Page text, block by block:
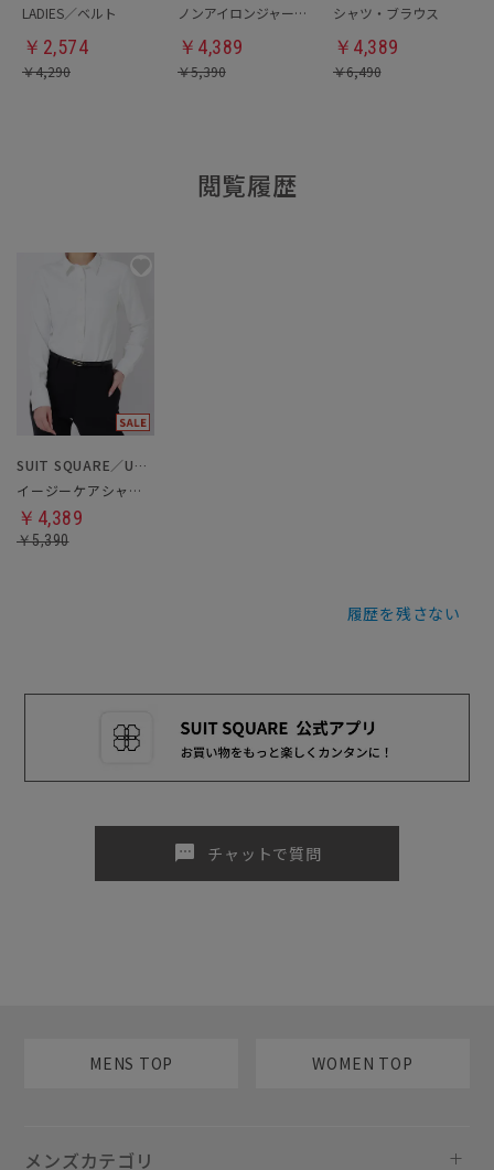
LADIES／ベルト
￥ 2,574
￥4,290
ノンアイロンジャージーシャツ・ブラウス
￥ 4,389
￥5,390
シャツ・ブラウス
￥ 4,389
￥6,490
閲覧履歴
SUIT SQUARE／UNIVERSAL LANGUAGE／WHITE
イージーケアシャツ・ブラウス
￥4,389
￥5,390
履歴を残さない
sms チャットで質問
MENS TOP WOMEN TOP
メンズカテゴリ